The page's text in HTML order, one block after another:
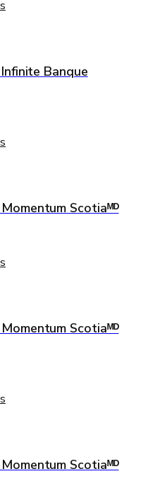
Banque
Scotiaᴹᴰ
Scotiaᴹᴰ
Scotiaᴹᴰ